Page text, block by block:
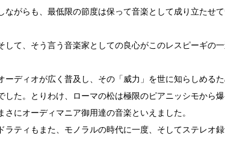
ながらも、最低限の節度は保って音楽として成り立たせ
して、そう言う音楽家としての良心がこのレスピーギの
ーディオが広く普及し、その「威力」を世に知らしめる
した。とりわけ、ローマの松は極限のピアニッシモから
さにオーディマニア御用達の音楽といえました。
ドラティもまた、モノラルの時代に一度、そしてステレオ